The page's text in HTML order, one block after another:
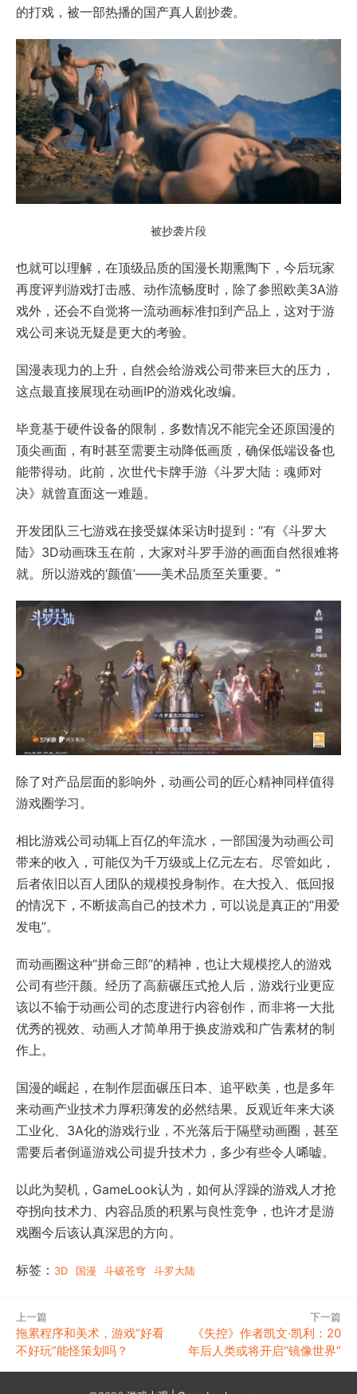
的打戏，被一部热播的国产真人剧抄袭。
被抄袭片段
也就可以理解，在顶级品质的国漫长期熏陶下，今后玩家
再度评判游戏打击感、动作流畅度时，除了参照欧美3A游
戏外，还会不自觉将一流动画标准扣到产品上，这对于游
戏公司来说无疑是更大的考验。
国漫表现力的上升，自然会给游戏公司带来巨大的压力，
这点最直接展现在动画IP的游戏化改编。
毕竟基于硬件设备的限制，多数情况不能完全还原国漫的
顶尖画面，有时甚至需要主动降低画质，确保低端设备也
能带得动。此前，次世代卡牌手游《斗罗大陆：魂师对
决》就曾直面这一难题。
开发团队三七游戏在接受媒体采访时提到：“有《斗罗大
陆》3D动画珠玉在前，大家对斗罗手游的画面自然很难将
就。所以游戏的‘颜值’——美术品质至关重要。”
除了对产品层面的影响外，动画公司的匠心精神同样值得
游戏圈学习。
相比游戏公司动辄上百亿的年流水，一部国漫为动画公司
带来的收入，可能仅为千万级或上亿元左右。尽管如此，
后者依旧以百人团队的规模投身制作。在大投入、低回报
的情况下，不断拔高自己的技术力，可以说是真正的“用爱
发电”。
而动画圈这种“拼命三郎”的精神，也让大规模挖人的游戏
公司有些汗颜。经历了高薪碾压式抢人后，游戏行业更应
该以不输于动画公司的态度进行内容创作，而非将一大批
优秀的视效、动画人才简单用于换皮游戏和广告素材的制
作上。
国漫的崛起，在制作层面碾压日本、追平欧美，也是多年
来动画产业技术力厚积薄发的必然结果。反观近年来大谈
工业化、3A化的游戏行业，不光落后于隔壁动画圈，甚至
需要后者倒逼游戏公司提升技术力，多少有些令人唏嘘。
以此为契机，GameLook认为，如何从浮躁的游戏人才抢
夺拐向技术力、内容品质的积累与良性竞争，也许才是游
戏圈今后该认真深思的方向。
标签： 3D 国漫 斗破苍穹 斗罗大陆
上一篇
拖累程序和美术，游戏“好看
不好玩”能怪策划吗？
下一篇
《失控》作者凯文·凯利：20
年后人类或将开启“镜像世界”